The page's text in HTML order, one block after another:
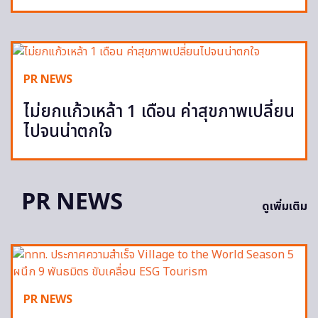
PR NEWS
ไม่ยกแก้วเหล้า 1 เดือน ค่าสุขภาพเปลี่ยน
ไปจนน่าตกใจ
PR NEWS ดูเพิ่มเติม
PR NEWS